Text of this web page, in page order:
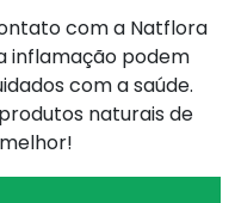
com a Natflora
inflamação podem
com a saúde.
naturais de